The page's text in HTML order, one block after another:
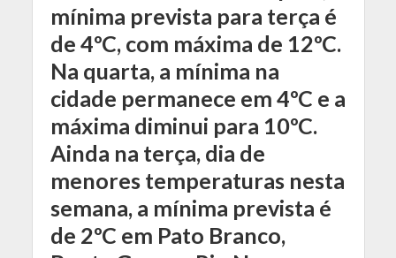
mínima prevista para terça é
de 4ºC, com máxima de 12ºC.
Na quarta, a mínima na
cidade permanece em 4ºC e a
máxima diminui para 10ºC.
Ainda na terça, dia de
menores temperaturas nesta
semana, a mínima prevista é
de 2ºC em Pato Branco,